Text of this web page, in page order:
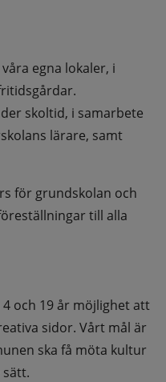
egna lokaler, i
skoltid, i samarbete
lärare, samt
för grundskolan och
till alla
och 19 år möjlighet att
sidor. Vårt mål är
ska få möta kultur